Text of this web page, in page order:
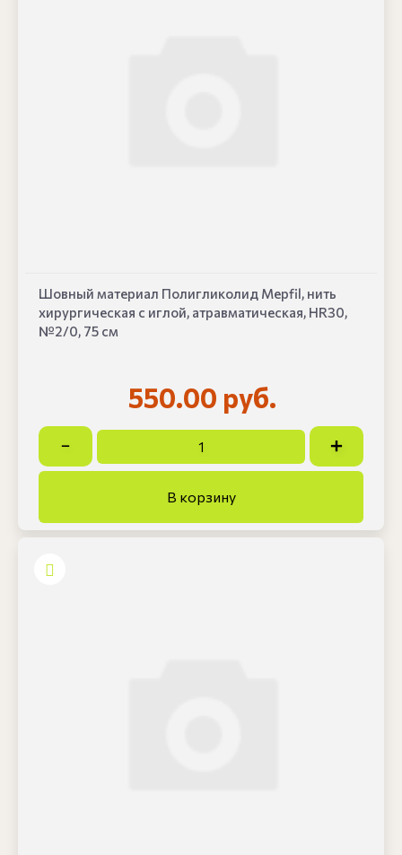
Шовный материал Полигликолид Mepfil, нить
хирургическая с иглой, атравматическая, HR30,
№2/0, 75 см
550.00 руб.